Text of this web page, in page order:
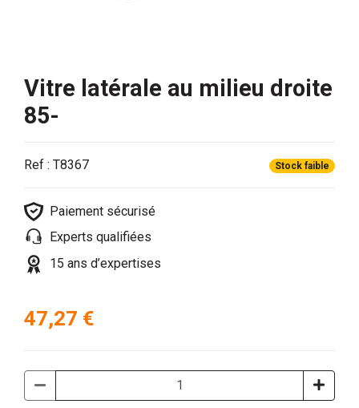
Vitre latérale au milieu droite
85-
Ref : T8367 Stock faible
Paiement sécurisé
Experts qualifiées
15 ans d’expertises
47,27 €